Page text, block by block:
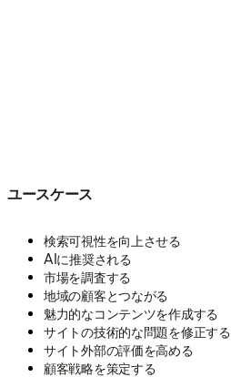
ユースケース
検索可視性を向上させる
AIに推奨される
市場を調査する
地域の顧客とつながる
魅力的なコンテンツを作成する
サイトの技術的な問題を修正する
サイト外部の評価を高める
顧客戦略を策定する